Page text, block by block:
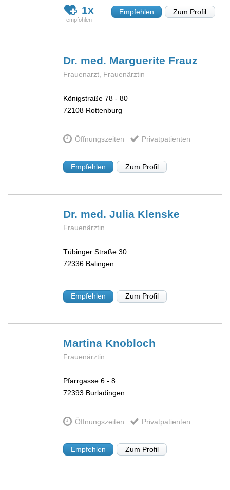
1x Empfehlen Zum Profil
Dr. med. Marguerite Frauz
Frauenarzt, Frauenärztin
Königstraße 78 - 80
72108 Rottenburg
Öffnungszeiten Privatpatienten
Empfehlen Zum Profil
Dr. med. Julia Klenske
Frauenärztin
Tübinger Straße 30
72336 Balingen
Empfehlen Zum Profil
Martina Knobloch
Frauenärztin
Pfarrgasse 6 - 8
72393 Burladingen
Öffnungszeiten Privatpatienten
Empfehlen Zum Profil